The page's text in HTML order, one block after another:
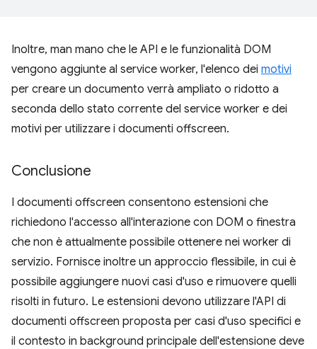
Inoltre, man mano che le API e le funzionalità DOM
vengono aggiunte al service worker, l'elenco dei motivi
per creare un documento verrà ampliato o ridotto a
seconda dello stato corrente del service worker e dei
motivi per utilizzare i documenti offscreen.
Conclusione
I documenti offscreen consentono estensioni che
richiedono l'accesso all'interazione con DOM o finestra
che non è attualmente possibile ottenere nei worker di
servizio. Fornisce inoltre un approccio flessibile, in cui è
possibile aggiungere nuovi casi d'uso e rimuovere quelli
risolti in futuro. Le estensioni devono utilizzare l'API di
documenti offscreen proposta per casi d'uso specifici e
il contesto in background principale dell'estensione deve